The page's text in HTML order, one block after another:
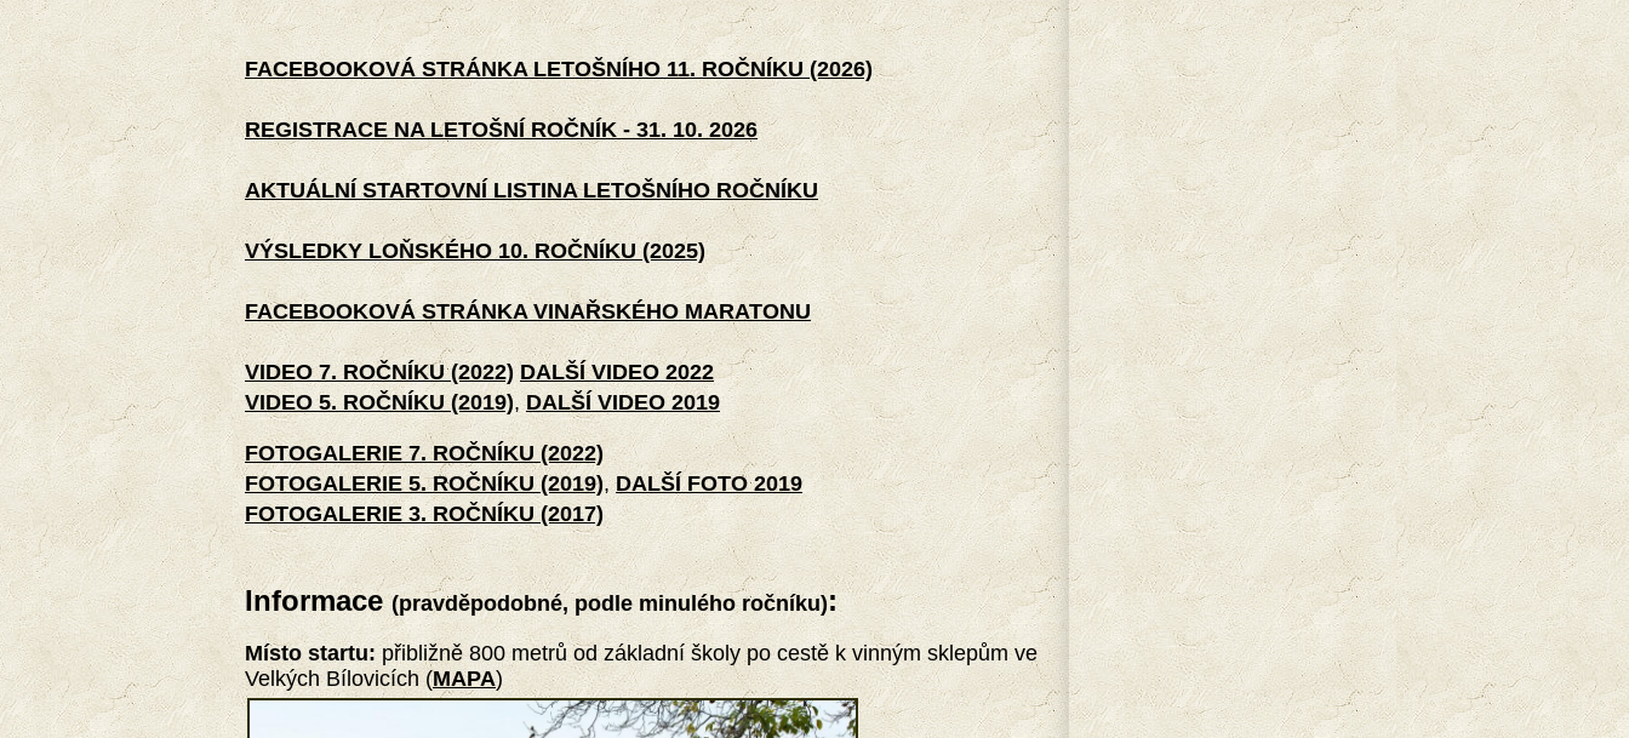
FACEBOOKOVÁ STRÁNKA LETOŠNÍHO 11. ROČNÍKU (2026)
REGISTRACE NA LETOŠNÍ ROČNÍK - 31. 10. 2026
AKTUÁLNÍ STARTOVNÍ LISTINA LETOŠNÍHO ROČNÍKU
VÝSLEDKY LOŇSKÉHO 10. ROČNÍKU (2025)
FACEBOOKOVÁ STRÁNKA VINAŘSKÉHO MARATONU
VIDEO 7. ROČNÍKU (2022) DALŠÍ VIDEO 2022
VIDEO 5. ROČNÍKU (2019),DALŠÍ VIDEO 2019
FOTOGALERIE 7. ROČNÍKU (2022)
FOTOGALERIE 5. ROČNÍKU (2019),DALŠÍ FOTO 2019
FOTOGALERIE 3. ROČNÍKU (2017)
Informace(pravděpodobné, podle minulého ročníku):
Místo startu:přibližně 800 metrů od základní školy po cestě k vinným sklepům ve
Velkých Bílovicích (MAPA)